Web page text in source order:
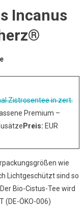
Incanus
Zistrosentee in zert.
Premium –
Preis: EUR
wie
Lichtgeschützt sind so
Bio-Cistus-Tee wird
(DE-ÖKO-006)